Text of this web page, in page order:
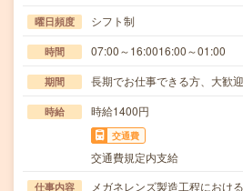
曜日頻度 シフト制
時間 07:00～16:0016:00～01:00
期間 長期でお仕事できる方、大歓迎
時給 時給1400円
交通費
交通費規定内支給
仕事内容
メガネレンズ製造工程におけ